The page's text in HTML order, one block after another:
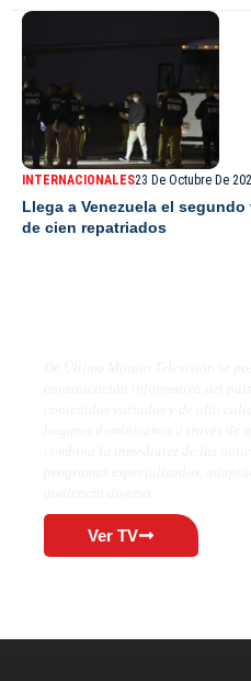
INTERNACIONALES23 De Octubre De
Llega a Venezuela el
de cien repatriados
Ver TV